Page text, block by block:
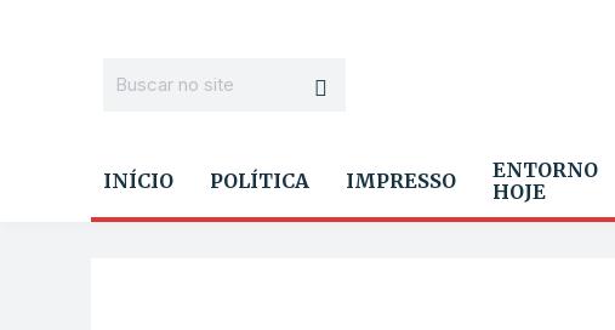
INÍCIO POLÍTICA IMPRESSO
ENTORNO
HOJE